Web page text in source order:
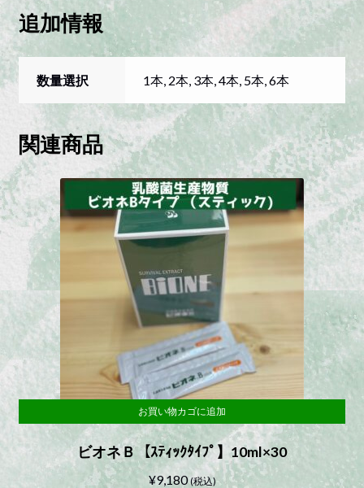
瓶
タ
イ
プ】
quantity
追加情報
数量選択 1本, 2本, 3本, 4本, 5本, 6本
関連商品
ビオネＢ【ｽﾃｨｯｸﾀｲﾌﾟ】10ml×30
¥9,180 (税込)
お買い物カゴに追加